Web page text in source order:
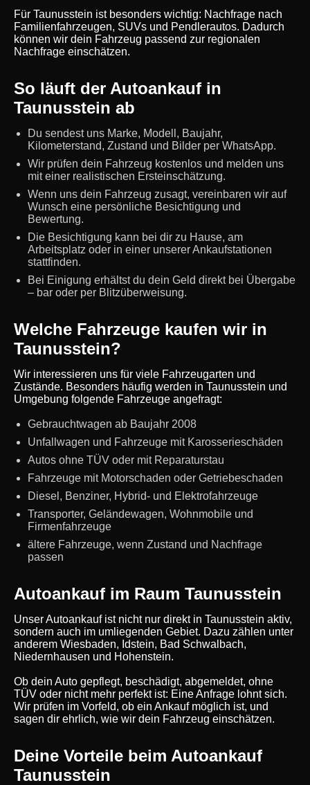
Für Taunusstein ist besonders wichtig: Nachfrage nach
Familienfahrzeugen, SUVs und Pendlerautos. Dadurch
können wir dein Fahrzeug passend zur regionalen
Nachfrage einschätzen.
So läuft der Autoankauf in
Taunusstein ab
Du sendest uns Marke, Modell, Baujahr,
Kilometerstand, Zustand und Bilder per WhatsApp.
Wir prüfen dein Fahrzeug kostenlos und melden uns
mit einer realistischen Ersteinschätzung.
Wenn uns dein Fahrzeug zusagt, vereinbaren wir auf
Wunsch eine persönliche Besichtigung und
Bewertung.
Die Besichtigung kann bei dir zu Hause, am
Arbeitsplatz oder in einer unserer Ankaufstationen
stattfinden.
Bei Einigung erhältst du dein Geld direkt bei Übergabe
– bar oder per Blitzüberweisung.
Welche Fahrzeuge kaufen wir in
Taunusstein?
Wir interessieren uns für viele Fahrzeugarten und
Zustände. Besonders häufig werden in Taunusstein und
Umgebung folgende Fahrzeuge angefragt:
Gebrauchtwagen ab Baujahr 2008
Unfallwagen und Fahrzeuge mit Karosserieschäden
Autos ohne TÜV oder mit Reparaturstau
Fahrzeuge mit Motorschaden oder Getriebeschaden
Diesel, Benziner, Hybrid- und Elektrofahrzeuge
Transporter, Geländewagen, Wohnmobile und
Firmenfahrzeuge
ältere Fahrzeuge, wenn Zustand und Nachfrage
passen
Autoankauf im Raum Taunusstein
Unser Autoankauf ist nicht nur direkt in Taunusstein aktiv,
sondern auch im umliegenden Gebiet. Dazu zählen unter
anderem Wiesbaden, Idstein, Bad Schwalbach,
Niedernhausen und Hohenstein.
Ob dein Auto gepflegt, beschädigt, abgemeldet, ohne
TÜV oder nicht mehr perfekt ist: Eine Anfrage lohnt sich.
Wir prüfen im Vorfeld, ob ein Ankauf möglich ist, und
sagen dir ehrlich, wie wir dein Fahrzeug einschätzen.
Deine Vorteile beim Autoankauf
Taunusstein